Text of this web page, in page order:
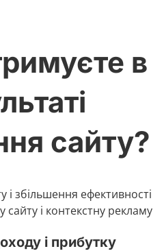
в
сайту?
і збільшення ефективності
сайту і контекстну рекламу
і прибутку